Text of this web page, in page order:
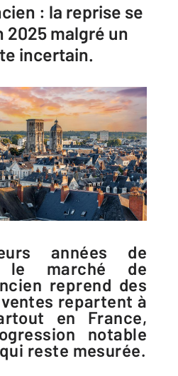
: la reprise se
2025 malgré un
incertain.
le marché de
reprend des
repartent à
en France,
notable
reste mesurée.